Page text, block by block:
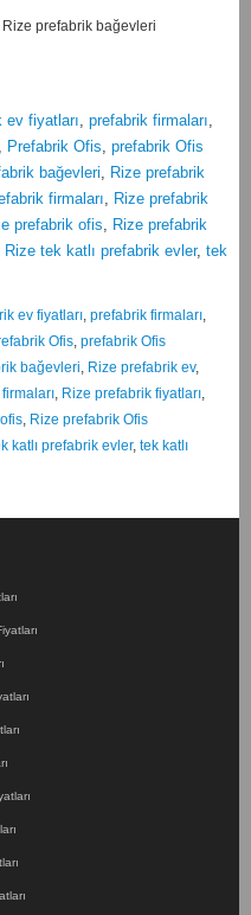
prefabrik bağevleri
ev fiyatları, prefabrik firmaları,
Prefabrik Ofis, prefabrik Ofis
bağevleri, Rize prefabrik
firmaları, Rize prefabrik
prefabrik ofis, Rize prefabrik
Rize tek katlı prefabrik evler, tek
ev fiyatları, prefabrik firmaları,
Ofis, prefabrik Ofis
bağevleri, Rize prefabrik ev,
, Rize prefabrik fiyatları,
, Rize prefabrik Ofis
katlı prefabrik evler, tek katlı